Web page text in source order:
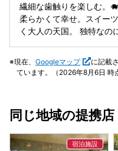
繊細な歯触りを楽しむ。
柔らかくて幸せ。スイー
く大人の天国。 独特なの
現在、 Googleマップ
に記載
ています。（2026年8月6日 時
同じ地域の提携店